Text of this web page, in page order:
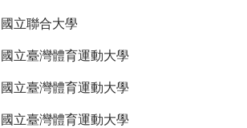
國立聯合大學
國立臺灣體育運動大學
國立臺灣體育運動大學
國立臺灣體育運動大學